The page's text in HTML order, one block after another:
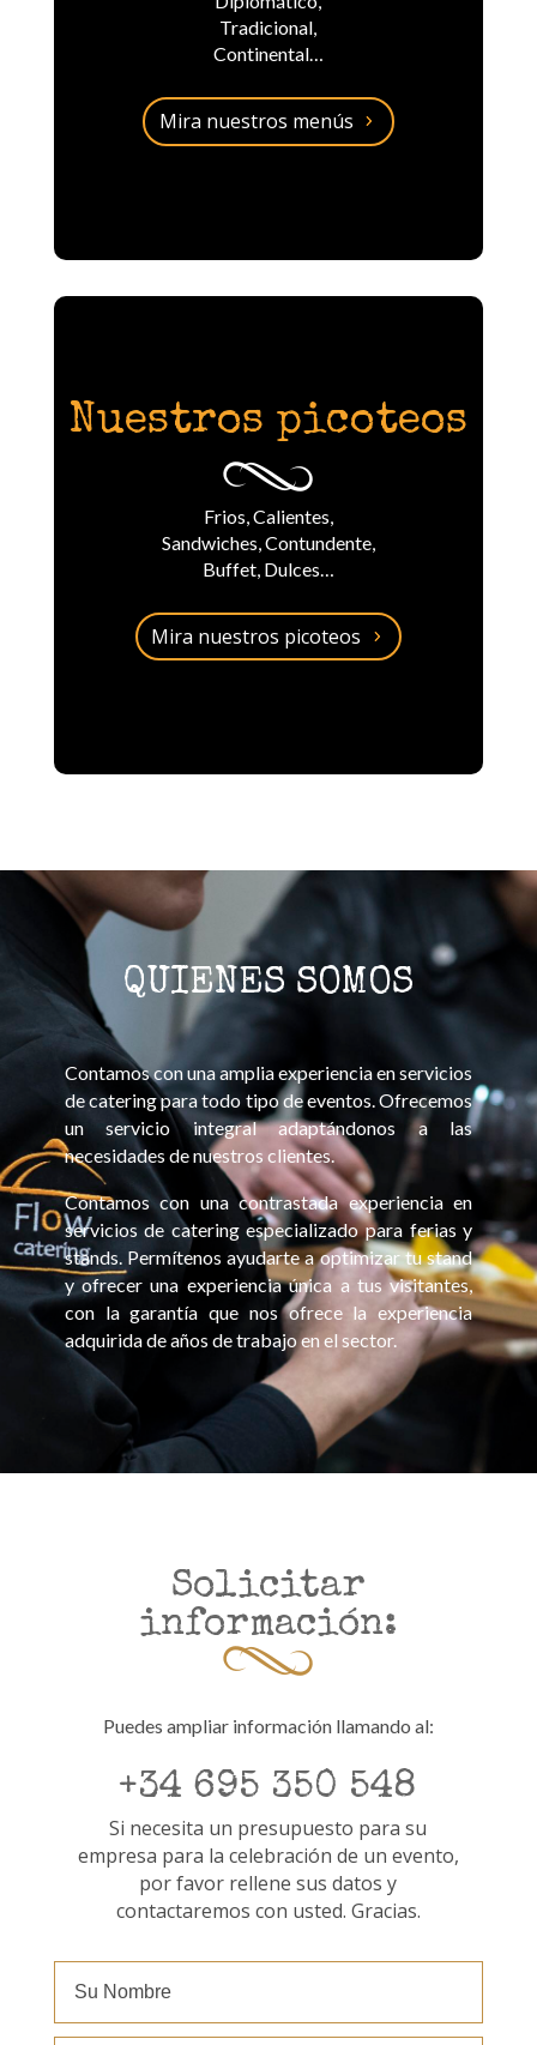
Tradicional,
Continental…
Mira nuestros menús
Nuestros picoteos
Frios, Calientes,
Sandwiches, Contundente,
Buffet, Dulces…
Mira nuestros picoteos
QUIENES SOMOS
Contamos con una amplia experiencia en servicios
de catering para todo tipo de eventos. Ofrecemos
un servicio integral adaptándonos a las
necesidades de nuestros clientes.
Contamos con una contrastada experiencia en
servicios de catering especializado para ferias y
stands. Permítenos ayudarte a optimizar tu stand
y ofrecer una experiencia única a tus visitantes,
con la garantía que nos ofrece la experiencia
adquirida de años de trabajo en el sector.
Solicitar
información:
Puedes ampliar información llamando al:
+34 695 350 548
Si necesita un presupuesto para su
empresa para la celebración de un evento,
por favor rellene sus datos y
contactaremos con usted. Gracias.